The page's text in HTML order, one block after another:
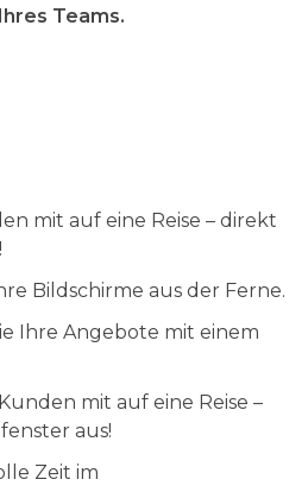
Teams.
mit auf eine Reise – direkt
Bildschirme aus der Ferne.
Ihre Angebote mit einem
mit auf eine Reise –
aus!
Zeit im